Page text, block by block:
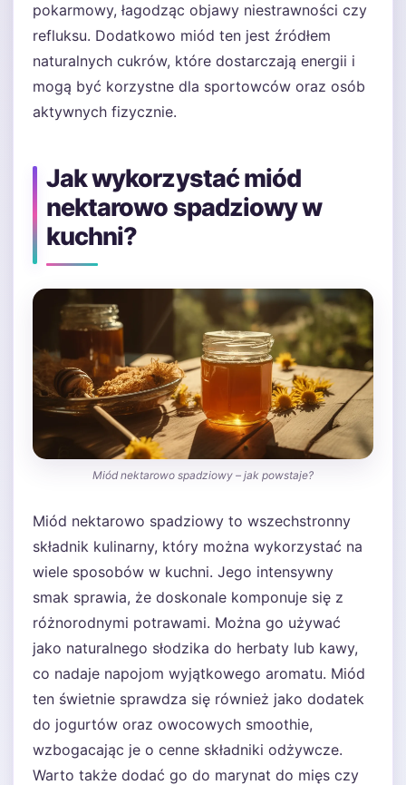
pokarmowy, łagodząc objawy niestrawności czy
refluksu. Dodatkowo miód ten jest źródłem
naturalnych cukrów, które dostarczają energii i
mogą być korzystne dla sportowców oraz osób
aktywnych fizycznie.
Jak wykorzystać miód
nektarowo spadziowy w
kuchni?
Miód nektarowo spadziowy – jak powstaje?
Miód nektarowo spadziowy to wszechstronny
składnik kulinarny, który można wykorzystać na
wiele sposobów w kuchni. Jego intensywny
smak sprawia, że doskonale komponuje się z
różnorodnymi potrawami. Można go używać
jako naturalnego słodzika do herbaty lub kawy,
co nadaje napojom wyjątkowego aromatu. Miód
ten świetnie sprawdza się również jako dodatek
do jogurtów oraz owocowych smoothie,
wzbogacając je o cenne składniki odżywcze.
Warto także dodać go do marynat do mięs czy